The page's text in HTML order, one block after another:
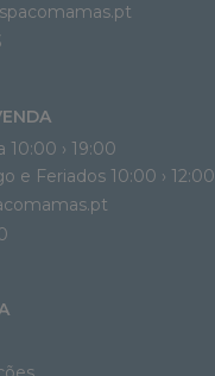
10:00 › 19:00
e Feriados 10:00 › 12:00